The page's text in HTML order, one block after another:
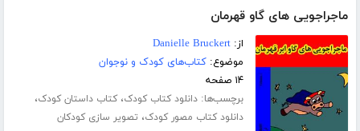
ماجراجویی های گاو قهرمان
از:Danielle Bruckert
موضوع:کتاب‌های کودک و نوجوان
۱۴ صفحه
برچسب‌ها:دانلود کتاب کودک،کتاب داستان کودک،
دانلود کتاب مصور کودک، تصویر سازی کودکان